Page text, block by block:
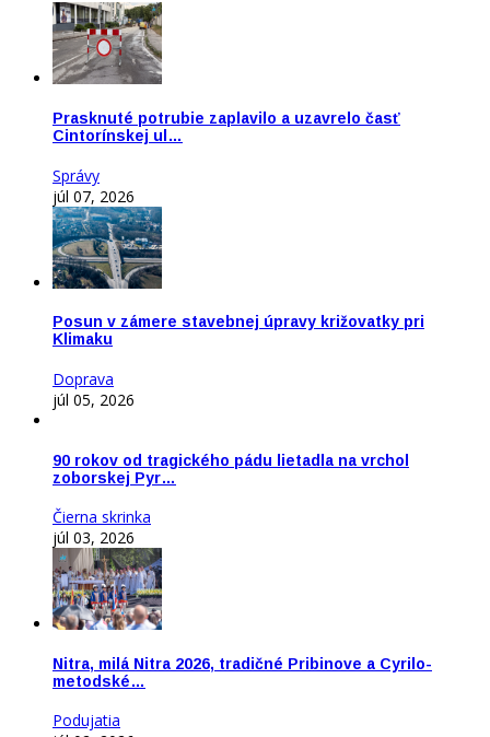
Prasknuté potrubie zaplavilo a uzavrelo časť
Cintorínskej ul…
Správy
júl 07, 2026
Posun v zámere stavebnej úpravy križovatky pri
Klimaku
Doprava
júl 05, 2026
90 rokov od tragického pádu lietadla na vrchol
zoborskej Pyr…
Čierna skrinka
júl 03, 2026
Nitra, milá Nitra 2026, tradičné Pribinove a Cyrilo-
metodské…
Podujatia